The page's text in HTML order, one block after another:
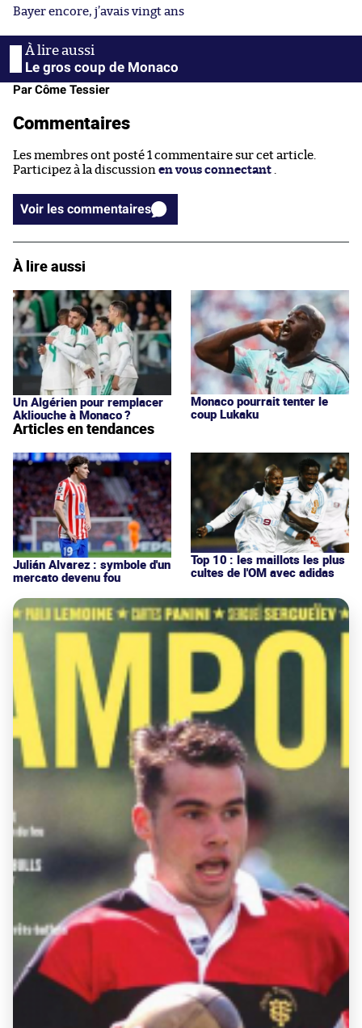
Bayer encore, j’avais vingt ans
Le gros coup de Monaco
Par Côme Tessier
Commentaires
Les membres ont posté 1 commentaire sur cet article.
Participez à la discussion en vous connectant
Voir les commentaires
À lire aussi
Un Algérien pour remplacer
Akliouche à Monaco ?
Monaco pourrait tenter le
coup Lukaku
Articles en tendances
Julián Alvarez : symbole d'un
mercato devenu fou
Top 10 : les maillots les plus
cultes de l'OM avec adidas